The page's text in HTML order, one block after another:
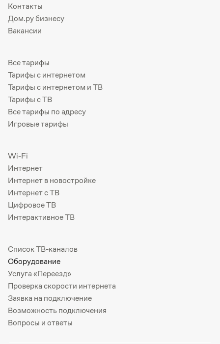
Контакты
Дом.ру бизнесу
Вакансии
Все тарифы
Тарифы с интернетом
Тарифы с интернетом и ТВ
Тарифы с ТВ
Все тарифы по адресу
Игровые тарифы
Wi-Fi
Интернет
Интернет в новостройке
Интернет с ТВ
Цифровое ТВ
Интерактивное ТВ
Список ТВ-каналов
Оборудование
Услуга «Переезд»
Проверка скорости интернета
Заявка на подключение
Возможность подключения
Вопросы и ответы